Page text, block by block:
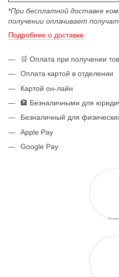
*При бесплатной доставке
получении оплачивает
Подробнее о доставке
🛒 Оплата при получении
Оплата картой в отделении
Картой он-лайн
🏦 Безналичными для
Безналичный для
Apple Pay
Google Pay